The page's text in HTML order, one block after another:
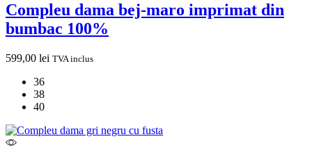
Compleu dama bej-maro imprimat din
bumbac 100%
599,00 lei TVA inclus
36
38
40